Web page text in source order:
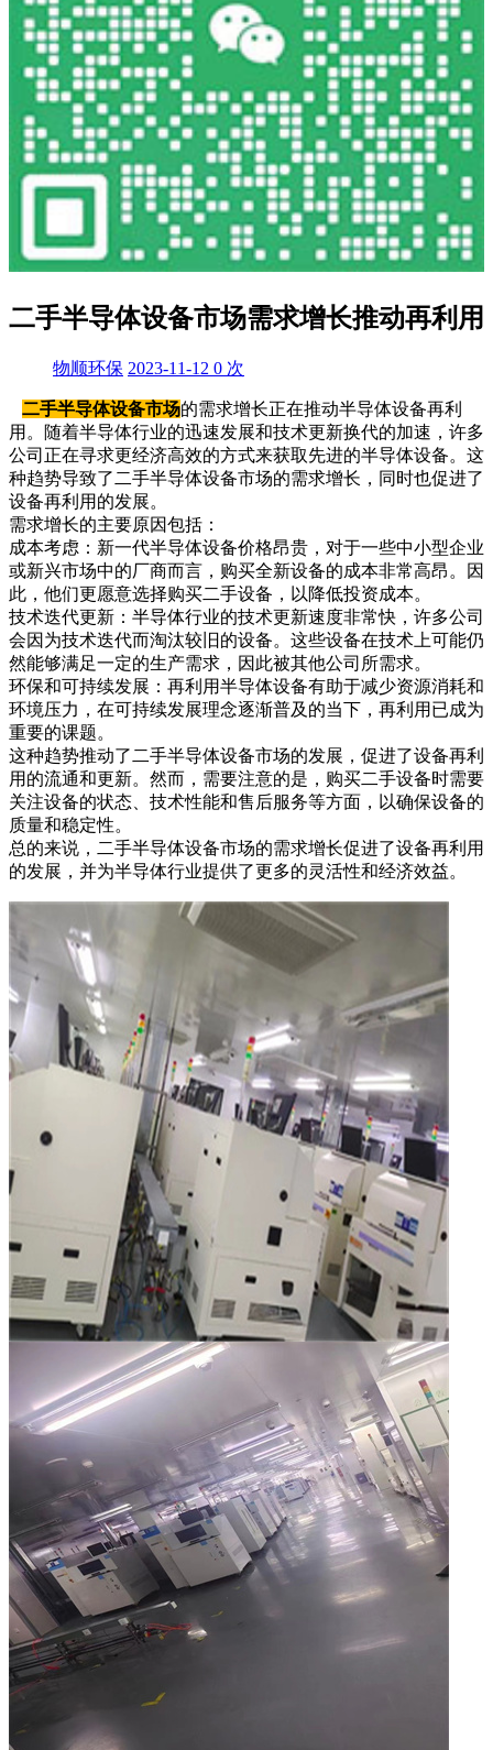
二手半导体设备市场需求增长推动再利用
物顺环保 2023-11-12 0 次
二手半导体设备市场的需求增长正在推动半导体设备再利
用。随着半导体行业的迅速发展和技术更新换代的加速，许多
公司正在寻求更经济高效的方式来获取先进的半导体设备。这
种趋势导致了二手半导体设备市场的需求增长，同时也促进了
设备再利用的发展。
需求增长的主要原因包括：
成本考虑：新一代半导体设备价格昂贵，对于一些中小型企业
或新兴市场中的厂商而言，购买全新设备的成本非常高昂。因
此，他们更愿意选择购买二手设备，以降低投资成本。
技术迭代更新：半导体行业的技术更新速度非常快，许多公司
会因为技术迭代而淘汰较旧的设备。这些设备在技术上可能仍
然能够满足一定的生产需求，因此被其他公司所需求。
环保和可持续发展：再利用半导体设备有助于减少资源消耗和
环境压力，在可持续发展理念逐渐普及的当下，再利用已成为
重要的课题。
这种趋势推动了二手半导体设备市场的发展，促进了设备再利
用的流通和更新。然而，需要注意的是，购买二手设备时需要
关注设备的状态、技术性能和售后服务等方面，以确保设备的
质量和稳定性。
总的来说，二手半导体设备市场的需求增长促进了设备再利用
的发展，并为半导体行业提供了更多的灵活性和经济效益。